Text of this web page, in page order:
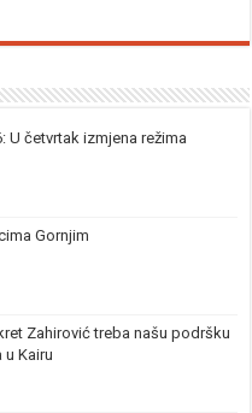
U četvrtak izmjena režima
Gornjim
Zahirović treba našu podršku
u Kairu